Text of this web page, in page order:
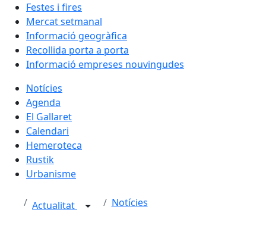
Festes i fires
Mercat setmanal
Informació geogràfica
Recollida porta a porta
Informació empreses nouvingudes
Notícies
Agenda
El Gallaret
Calendari
Hemeroteca
Rustik
Urbanisme
Actualitat Notícies